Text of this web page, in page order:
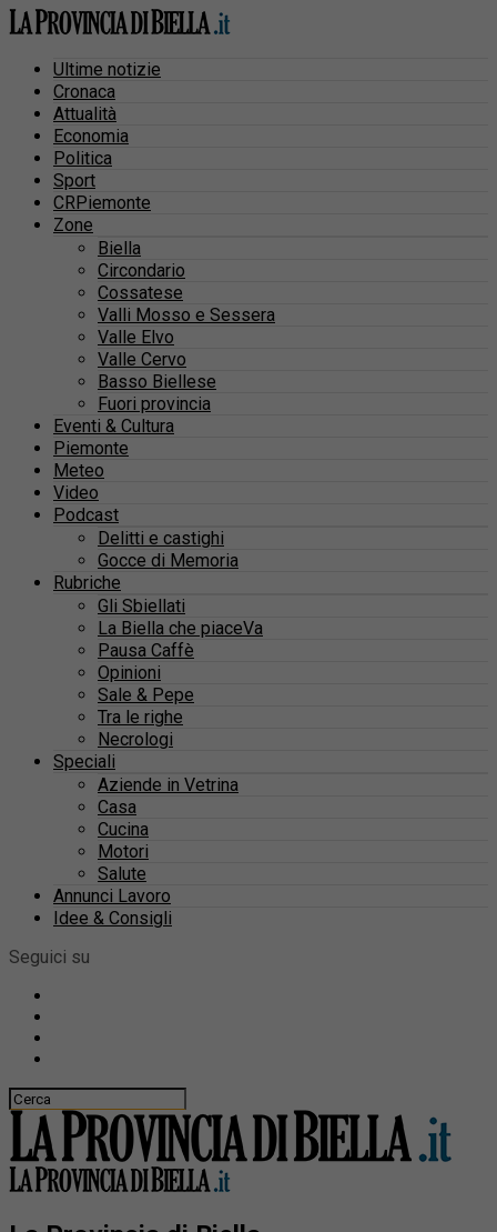
Ultime notizie
Cronaca
Attualità
Economia
Politica
Sport
CRPiemonte
Zone
Biella
Circondario
Cossatese
Valli Mosso e Sessera
Valle Elvo
Valle Cervo
Basso Biellese
Fuori provincia
Eventi & Cultura
Piemonte
Meteo
Video
Podcast
Delitti e castighi
Gocce di Memoria
Rubriche
Gli Sbiellati
La Biella che piaceVa
Pausa Caffè
Opinioni
Sale & Pepe
Tra le righe
Necrologi
Speciali
Aziende in Vetrina
Casa
Cucina
Motori
Salute
Annunci Lavoro
Idee & Consigli
Seguici su